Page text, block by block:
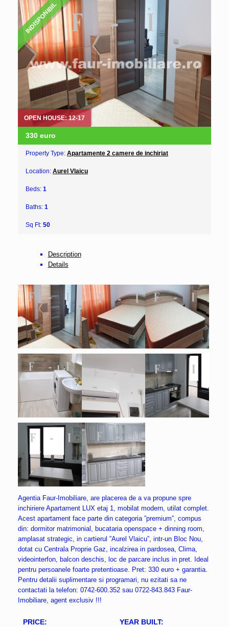
INDISPONIBIL
OPEN HOUSE: 12-17
330 euro
Property Type: Apartamente 2 camere de inchiriat
Location: Aurel Vlaicu
Beds: 1
Baths: 1
Sq Ft: 50
Description
Details
Agentia Faur-Imobiliare, are placerea de a va propune spre
inchiriere Apartament LUX etaj 1, mobilat modern, utilat complet.
Acest apartament face parte din categoria ”premium”, compus
din: dormitor matrimonial, bucataria openspace + dinning room,
amplasat strategic, in cartierul ”Aurel Vlaicu”, intr-un Bloc Nou,
dotat cu Centrala Proprie Gaz, incalzirea in pardosea, Clima,
videointerfon, balcon deschis, loc de parcare inclus in pret. Ideal
pentru persoanele foarte pretentioase. Pret: 330 euro + garantia.
Pentru detalii suplimentare si programari, nu ezitati sa ne
contactati la telefon: 0742-600.352 sau 0722-843.843 Faur-
Imobiliare, agent exclusiv !!!
PRICE: YEAR BUILT: